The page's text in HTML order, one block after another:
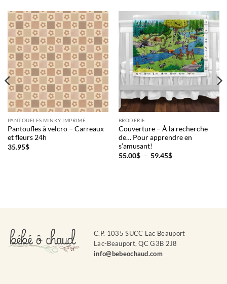
PANTOUFLES MINKY IMPRIMÉ
Pantoufles à velcro – Carreaux
et fleurs 24h
35.95$
BRODERIE
Couverture – À la recherche
de… Pour apprendre en
s’amusant!
55.00$ – 59.45$Plage
C.P. 1035 SUCC Lac Beauport
Lac-Beauport, QC G3B 2J8
info@bebeochaud.com